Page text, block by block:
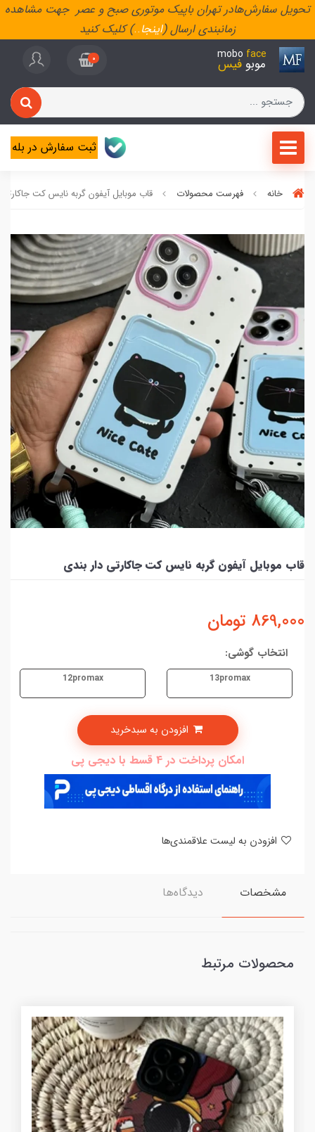
تحویل سفارش‌هادر تهران باپیک موتوری صبح و عصر جهت مشاهده
زمانبندی ارسال (اینجا..) کلیک کنید
mobo face
موبو فیس 0
ثبت سفارش در بله
خانه فهرست محصولات قاب موبایل آیفون گربه نایس کت
قاب موبایل آیفون گربه نایس کت جاکارتی دار بندی
869,000 تومان
انتخاب گوشی:
13promax
12promax
امکان پرداخت در 4 قسط با دیجی پی
مشخصات دیدگاه‌ها
محصولات مرتبط